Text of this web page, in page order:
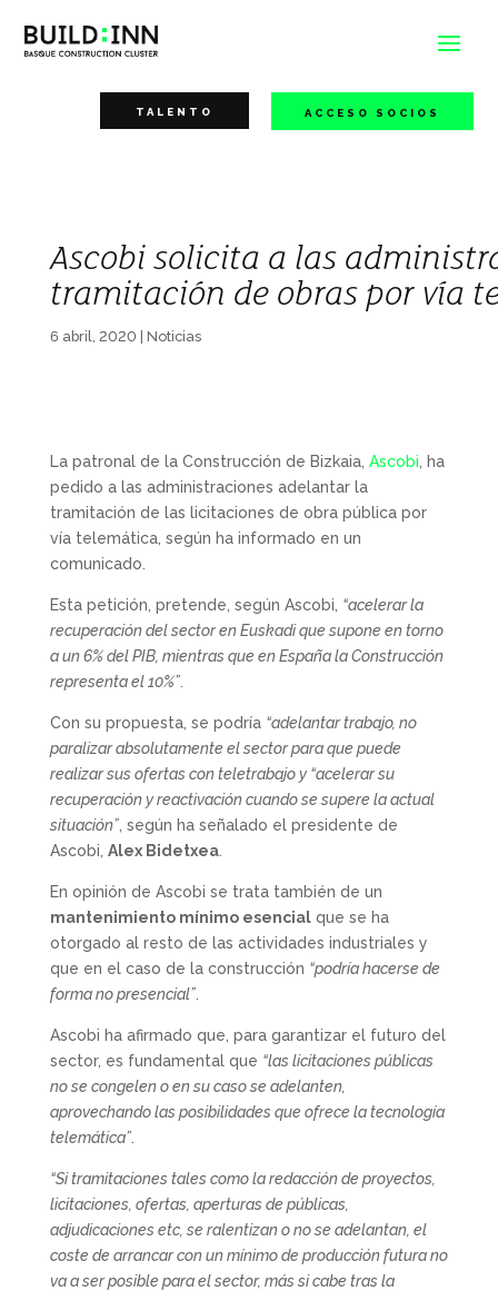
TALENTO ACCESO SOCIOS
Ascobi solicita a las
tramitación de obras por vía
6 abril, 2020| Noticias
La patronal de la Construcción de Bizkaia, Ascobi , ha
pedido a las administraciones adelantar la
tramitación de las licitaciones de obra pública por
vía telemática, según ha informado en un
comunicado.
Esta petición, pretende, según Ascobi, “acelerar la
recuperación del sector en Euskadi que supone en torno
a un 6% del PIB, mientras que en España la Construcción
representa el 10%”.
Con su propuesta, se podría “adelantar trabajo, no
paralizar absolutamente el sector para que puede
realizar sus ofertas con teletrabajo y “acelerar su
recuperación y reactivación cuando se supere la actual
situación”, según ha señalado el presidente de
Ascobi, Alex Bidetxea.
En opinión de Ascobi se trata también de un
mantenimiento mínimo esencialque se ha
otorgado al resto de las actividades industriales y
que en el caso de la construcción “podría hacerse de
forma no presencial”.
Ascobi ha afirmado que, para garantizar el futuro del
sector, es fundamental que “las licitaciones públicas
no se congelen o en su caso se adelanten,
aprovechando las posibilidades que ofrece la tecnología
telemática”.
“Si tramitaciones tales como la redacción de proyectos,
licitaciones, ofertas, aperturas de públicas,
adjudicaciones etc, se ralentizan o no se adelantan, el
coste de arrancar con un mínimo de producción futura no
va a ser posible para el sector, más si cabe tras la